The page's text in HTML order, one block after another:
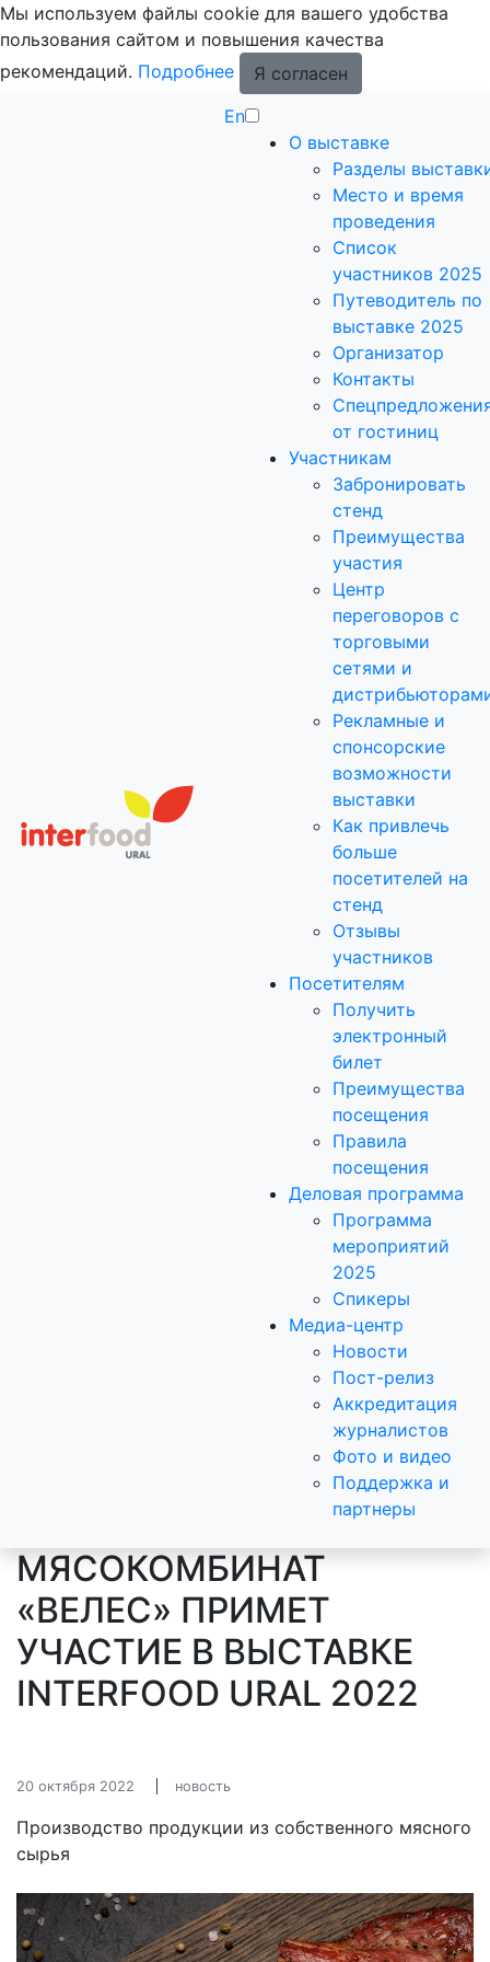
Мы используем файлы cookie для вашего удобства
пользования сайтом и повышения качества
рекомендаций. Подробнее
Я согласен
En
О выставке
Разделы
Место и время
проведения
Список
участников 2025
Путеводитель по
выставке 2025
Организатор
Контакты
от гостиниц
Участникам
Забронировать
стенд
Преимущества
участия
Центр
переговоров с
торговыми
сетями и
Рекламные и
спонсорские
возможности
выставки
Как привлечь
больше
посетителей на
стенд
Отзывы
участников
Посетителям
Получить
электронный
билет
Преимущества
посещения
Правила
посещения
Деловая программа
Программа
мероприятий
2025
Спикеры
Медиа-центр
Новости
Пост-релиз
Аккредитация
журналистов
Фото и видео
Поддержка и
партнеры
МЯСОКОМБИНАТ
«ВЕЛЕС» ПРИМЕТ
УЧАСТИЕ В ВЫСТАВКЕ
INTERFOOD URAL 2022
20 октября 2022 новость
Производство продукции из собственного мясного
сырья